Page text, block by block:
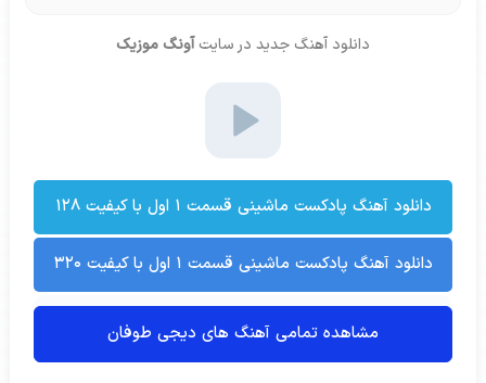
دانلود آهنگ جدید در سایت آونگ موزیک
دانلود آهنگ پادکست ماشینی قسمت 1 اول با کیفیت ۱۲۸
دانلود آهنگ پادکست ماشینی قسمت 1 اول با کیفیت ۳۲۰
مشاهده تمامی آهنگ های دیجی طوفان